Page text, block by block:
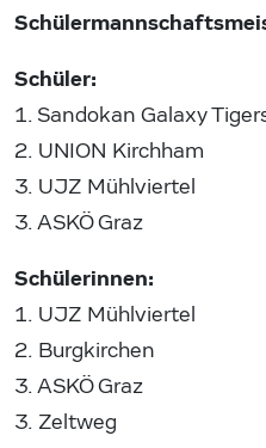
Schüler:
1. Sandokan Galaxy
2. UNION Kirchham
3. UJZ Mühlviertel
3. ASKÖ Graz
Schülerinnen:
1. UJZ Mühlviertel
2. Burgkirchen
3. ASKÖ Graz
3. Zeltweg